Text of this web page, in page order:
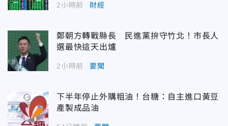
2小時前 財經
鄭朝方轉戰縣長 民進黨拚守竹北！市長人
選最快這天出爐
2小時前 要聞
下半年停止外購粗油！台糖：自主進口黃豆
產製成品油